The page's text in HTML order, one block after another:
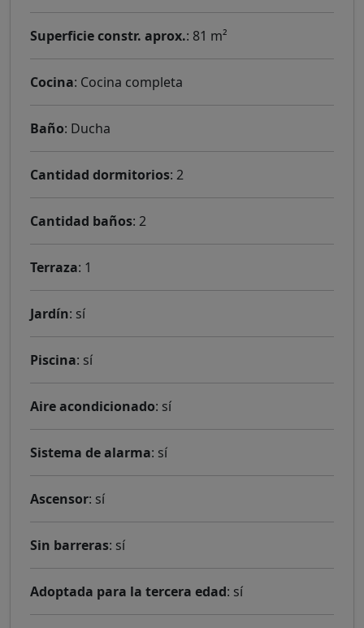
Superficie constr. aprox.: 81 m²
Cocina: Cocina completa
Baño: Ducha
Cantidad dormitorios: 2
Cantidad baños: 2
Terraza: 1
Jardín: sí
Piscina: sí
Aire acondicionado: sí
Sistema de alarma: sí
Ascensor: sí
Sin barreras: sí
Adoptada para la tercera edad: sí